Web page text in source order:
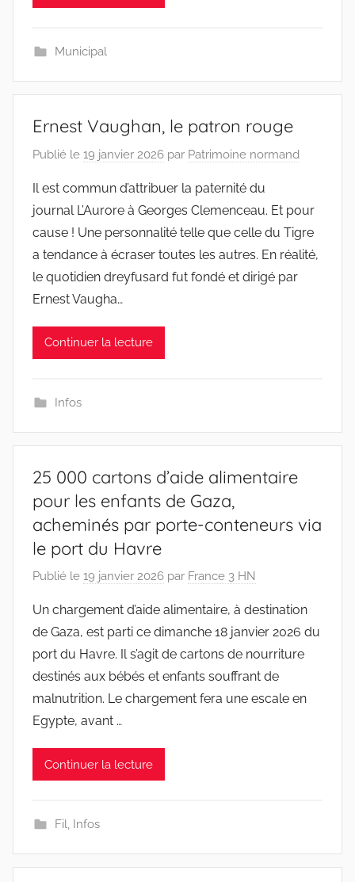
Municipal
Ernest Vaughan, le patron rouge
Publié le 19 janvier 2026 par Patrimoine normand
Il est commun d’attribuer la paternité du
journal L’Aurore à Georges Clemenceau. Et pour
cause ! Une personnalité telle que celle du Tigre
a tendance à écraser toutes les autres. En réalité,
le quotidien dreyfusard fut fondé et dirigé par
Ernest Vaugha…
Continuer la lecture
Infos
25 000 cartons d’aide alimentaire
pour les enfants de Gaza,
acheminés par porte-conteneurs via
le port du Havre
Publié le 19 janvier 2026 par France 3 HN
Un chargement d’aide alimentaire, à destination
de Gaza, est parti ce dimanche 18 janvier 2026 du
port du Havre. Il s’agit de cartons de nourriture
destinés aux bébés et enfants souffrant de
malnutrition. Le chargement fera une escale en
Egypte, avant …
Continuer la lecture
Fil, Infos